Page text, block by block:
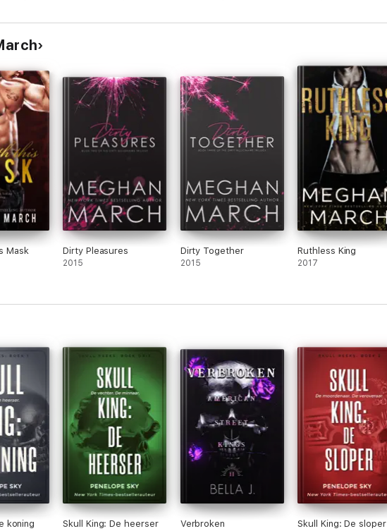
Mask Dirty Pleasures
2015
Dirty Together
2015
Ruthless King
2017
koning Skull King: De heerser Verbroken Skull King: De sloper